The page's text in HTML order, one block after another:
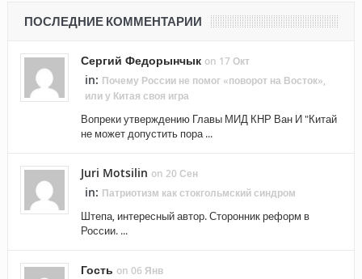
ПОСЛЕДНИЕ КОММЕНТАРИИ
Сергий Федорынчык on 17 Окт
in: Почему России не помог «поворот на Восток»,
или у Китая своя игра
Вопреки утверждению Главы МИД КНР Ван И "Китай
не может допустить пора ...
Juri Motsilin on 20 Сен
in: Патриотизм как стокгольмский синдром
Штепа, интересный автор. Сторонник реформ в
России. ...
Гость on 06 Янв